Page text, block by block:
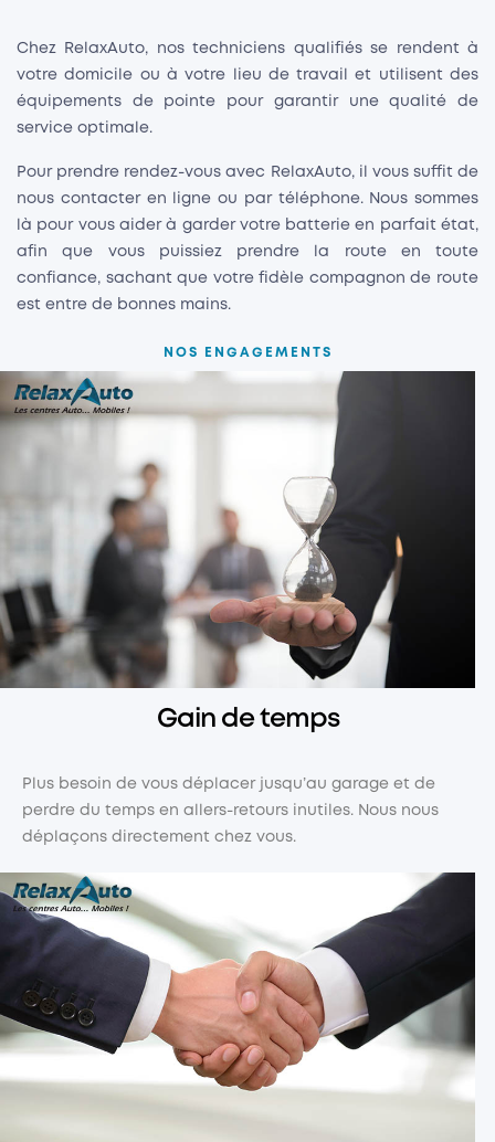
Chez RelaxAuto, nos techniciens qualifiés se rendent à
votre domicile ou à votre lieu de travail et utilisent des
équipements de pointe pour garantir une qualité de
service optimale.
Pour prendre rendez-vous avec RelaxAuto, il vous suffit de
nous contacter en ligne ou par téléphone. Nous sommes
là pour vous aider à garder votre batterie en parfait état,
afin que vous puissiez prendre la route en toute
confiance, sachant que votre fidèle compagnon de route
est entre de bonnes mains.
NOS ENGAGEMENTS
Gain de temps
Plus besoin de vous déplacer jusqu’au garage et de
perdre du temps en allers-retours inutiles. Nous nous
déplaçons directement chez vous.